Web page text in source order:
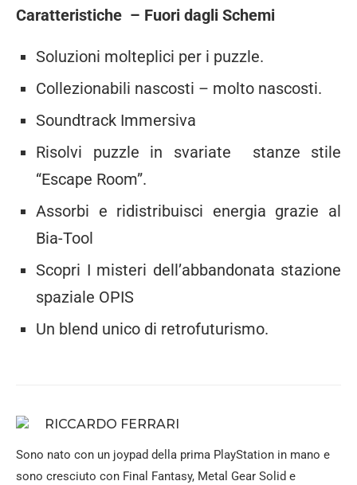
Caratteristiche – Fuori dagli Schemi
Soluzioni molteplici per i puzzle.
Collezionabili nascosti – molto nascosti.
Soundtrack Immersiva
Risolvi puzzle in svariate stanze stile
“Escape Room”.
Assorbi e ridistribuisci energia grazie al
Bia-Tool
Scopri I misteri dell’abbandonata stazione
spaziale OPIS
Un blend unico di retrofuturismo.
RICCARDO FERRARI
Sono nato con un joypad della prima PlayStation in mano e
sono cresciuto con Final Fantasy, Metal Gear Solid e